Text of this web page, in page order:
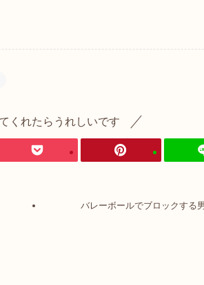
くれたらうれしいです
バレーボールでブロックする